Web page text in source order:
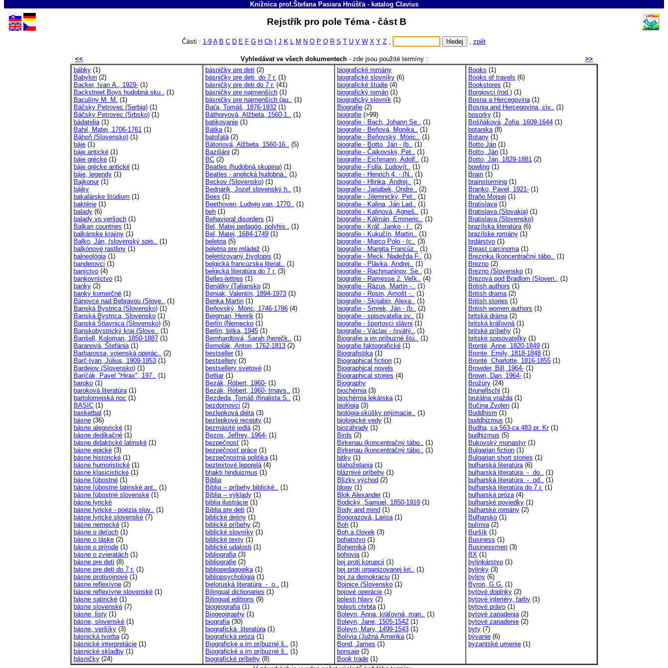
Knižnica prof.Štefana Pasiara Hnúšťa- katalog Clavius
Rejstřík pro pole Téma - část B
Části : 1-9 A B C D E F G H Ch J K L M N O P Q R S T U V W X Y Z , , zpět
<< Vyhledávat ve všech dokumentech - zde jsou použité termíny :
>>
bábky (1)
Babylon (2)
Backer, Ivan A., 1929- (1)
Backstreet Boys hudobná sku.. (1)
Baculíny M. M. (1)
Báčsky Petrovec (Serbia) (1)
Báčsky Petrovec (Srbsko) (1)
bádatelia(1)
Bahil, Matej, 1706-1761 (1)
Báhoň (Slovensko) (1)
báje (1)
báje antické (1)
báje grécke (1)
báje grécke antické (1)
báje, legendy (1)
Bajkonur(1)
bájky
bakalárske štúdium (1)
baktérie (1)
balady (6)
balady vo veršoch (1)
Balkan countries (1)
balkánske krajiny (1)
Balko, Ján, (slovenský spis.. (1)
balkónové rastliny (1)
balneológia(1)
banderovci (1)
baníctvo (4)
bankovníctvo (1)
banky (2)
banky komerčné (1)
Bánovce nad Bebravou (Slove.. (1)
Banská Bystrica (Slovensko) (1)
Banská Bystrica, Slovensko (1)
Banská Štiavnica (Slovensko) (5)
Banskobystrický kraj (Slove.. (1)
Banšell, Koloman, 1850-1887 (1)
Baranová, Štefánia(1)
Barbarossa, vojenská operác.. (2)
Barč-Ivan, Július, 1909-1953 (1)
Bardejov (Slovensko) (1)
Baričák, Pavel "Hirax", 197.. (1)
baroko (1)
baroková literatúra(1)
bartolomejská noc (1)
BASIC (1)
basketbal (1)
básne (36)
básne alegorické (1)
básne dedikačné (1)
básne didaktické latinské (1)
básne epické (3)
básne historické (1)
básne humoristické (1)
básne klasicistické (1)
básne ľúbostné (1)
básne ľúbostné latinské ant.. (1)
básne ľúbostné slovenské (1)
básne lyrické
básne lyrické - poézia slov.. (1)
básne lyrické slovenské (7)
básne nemecké (1)
básne o deťoch (1)
básne o láske (2)
básne o prírode (1)
básne o zvieratách (1)
básne pre deti (8)
básne pre deti do 7 r. (1)
básne protivojnové (1)
básne reflexívne (2)
básne reflexívne slovenské (1)
básne satirické (1)
básne slovenské (7)
básne, listy (1)
básne, slovenské (1)
básne, veršíky (3)
básnická tvorba(2)
básnické interpretácie (1)
básnické skladby (1)
básničky (24)
básničky pre deti (2)
básničky pre deti do 7 r. (1)
básničky pre deti do 7 r. (41)
básničky pre najmenších (1)
básničky pre najmenších (au.. (1)
Baťa, Tomáš, 1876-1932 (1)
Báthoryová, Alžbeta, 1560-1.. (1)
batikovanie (1)
Bátka(1)
batoľatá(2)
Bátoriová, Alžbeta, 1560-16.. (5)
Baziliáni (2)
BC (2)
Beatles (hudobná skupina) (1)
Beatles - anglická hudobná.. (1)
Beckov (Slovensko) (1)
Bednárik, Jozef slovenský h.. (1)
Bees (1)
Beethoven, Ludwig van, 1770.. (1)
beh (1)
Behavioral disorders (1)
Bel, Matej pedagóg, polyhis.. (1)
Bel, Matej, 1684-1749 (1)
beletria(5)
beletria pre mládež (1)
beletrizovaný životopis (1)
belgická francúzska literat.. (1)
belgická literatúra do 7 r. (3)
Belles-lettres (1)
Benátky (Taliansko (2)
Beniak, Valentín, 1894-1973 (1)
Benka Martin (1)
Beňovský, Móric, 1746-1786 (4)
Bergman, Henrik (1)
Berlín (Nemecko (1)
Berlín, bitka, 1945 (1)
Bernhardtová, Sarah (herečk.. (1)
Bernolák, Anton, 1762-1813 (2)
bestseller(1)
bestsellery (2)
bestsellery svetové (1)
Betliar(1)
Bezák, Róbert, 1960- (1)
Bezák, Róbert, 1960- trnavs.. (1)
Bezdeda, Tomáš (finalista S.. (1)
bezdomovci (2)
bezlepková diéta(3)
bezlepkové recepty (1)
bezmäsité jedlá(2)
Bezos, Jeffrey, 1964- (1)
bezpečnosť (1)
bezpečnosť práce (1)
bezpečnostná politika(1)
beztextové leporelá(4)
bhakti hinduizmus (1)
Biblia
Biblia -- príbehy biblické.. (1)
Biblia -- výklady (1)
biblia ilustrácie (1)
Biblia pre deti (1)
biblické dejiny (1)
biblické príbehy (2)
biblické slovníky (1)
biblické texty (1)
biblické udalosti (1)
bibliografia(3)
bibliografie (2)
bibliopedagogika(1)
bibliopsychológia(1)
bieloruská literatúra - o.. (1)
Bilingual dictionaries (1)
Bilingual editions (9)
biogeografia(1)
Biogeography (1)
biografia(30)
biografická literatúra(1)
biografická próza(1)
Biografické a im príbuzné š.. (1)
Biografické a im príbuzné š.. (1)
biografické príbehy (8)
biografické romány
biografické slovníky (6)
biografické štúdie (4)
biografický román (1)
biografický slovník (1)
Biografie (2)
biografie (>99)
biografie - Bach, Johann Se.. (1)
biografie - Beňová, Monika.. (1)
biografie - Beňovský, Móric.. (1)
biografie - Botto, Ján - (b.. (1)
biografie - Čajkovskij, Pet.. (1)
biografie - Eichmann, Adolf.. (1)
biografie - Fulla, Ľudovít.. (1)
biografie - Henrich 4. - (N.. (1)
biografie - Hlinka, Andrej.. (1)
biografie - Jariabek, Ondre.. (2)
biografie - Jilemnický, Pet.. (1)
biografie - Kalina, Ján Lad.. (1)
biografie - Kalinová, Agneš.. (1)
biografie - Kálmán, Emmeric.. (1)
biografie - Kráľ, Janko - (.. (2)
biografie - Kukučín, Martin.. (1)
biografie - Marco Polo - (c.. (3)
biografie - Margita Francúz.. (1)
biografie - Meck, Nadežda F.. (1)
biografie - Plávka, Andrej.. (1)
biografie - Rachmaninov, Se.. (1)
biografie - Ramesse 2. Veľk.. (4)
biografie - Rázus, Martin -.. (1)
biografie - Rosin, Arnošt -.. (1)
biografie - Skrjabin, Alexa.. (1)
biografie - Smrek, Ján - (b.. (2)
biografie - spisovatelia sv.. (1)
biografie - športovci slávni (1)
biografie - Václav - (svätý.. (1)
Biografie a im príbuzné štú.. (1)
biografie faktografické (1)
Biografistika(1)
Biographical fiction (1)
Biographical novels
Biographical stories (4)
Biography
biochémia(3)
biochémia lekárska(1)
biológia(3)
biológia-skúšky prijímacie.. (1)
biologické vedy (1)
biozáhrady (1)
Birds (2)
Birkenau (koncentračný tábo.. (1)
Birkenau (koncentračný tábo.. (1)
bitky (1)
blahoželania(1)
bláznivé príbehy (1)
Blízky východ (2)
blogy (1)
Blok Alexander(1)
Bodický, Samuel, 1850-1919 (1)
Body and mind (1)
Bogorazová, Larisa(1)
Boh (1)
Boh a človek (3)
bohatstvo (1)
Bohemiká(3)
bohovia(1)
boj proti korupcii (1)
boj proti organizovanej kri.. (1)
boj za demokraciu (1)
Bojnice (Slovensko (1)
bojové operácie (1)
bolesti hlavy (2)
bolesti chrbta(1)
Boleyn, Anna, kráľovná, man.. (1)
Boleyn, Jane, 1505-1542 (1)
Boleyn, Mary, 1499-1543 (1)
Bolívia (Južná Amerika(1)
Bond, James (1)
bonsaje (2)
Book trade (1)
Books (1)
Books of travels (6)
Bookstores (1)
Borgiovci (rod.) (1)
Bosna a Hercegovina(1)
Bosnia and Hercegovina, civ.. (1)
bosorky (1)
Bošňáková, Žofia, 1609-1644 (1)
botanika(8)
Botany (1)
Botto Ján (1)
Botto, Ján (1)
Botto, Ján, 1829-1881 (2)
bowling (1)
Brain (1)
brainstorming (1)
Branko, Pavel, 1921- (1)
Braňo Mojsej (1)
Bratislava(1)
Bratislava (Slovakia) (1)
Bratislava (Slovensko)
brazílska literatúra(6)
brazílske romány (1)
brdárstvo (1)
Breast carcinoma(1)
Brezinka (koncentračný tábo.. (1)
Brezno (2)
Brezno (Slovensko (1)
Brezová pod Bradlom (Sloven.. (1)
British authors (1)
British drama(2)
British stories (1)
British women authors (1)
britská dráma(2)
britská kráľovná(1)
britské príbehy (1)
britské spisovateľky (1)
Brontë, Anne, 1820-1849 (1)
Bronte, Emily, 1818-1848 (1)
Brontë, Charlotte, 1816-1855 (1)
Browder, Bill, 1964- (1)
Brown, Dan, 1964- (1)
Brožúry (24)
Brunellschi (1)
brutálna vražda(1)
Bučina Zvolen (1)
Buddhism (1)
buddhizmus (1)
Budha, ca 563-ca 483 pr. Kr(1)
budhizmus (5)
Bukovský monastyr(1)
Bulgarian fiction (1)
Bulgarian short stories (1)
bulharská literatúra(6)
bulharská literatúra - do.. (1)
bulharská literatúra - od.. (1)
bulharská literatúra do 7 r. (1)
bulharská próza(4)
bulharské poviedky (1)
bulharské romány (2)
Bulharsko (1)
bulímia(2)
Buršík (1)
Business (1)
Businessmen (3)
BX (1)
bylinkárstvo (1)
bylinky (3)
byliny (6)
Byron, G.G. (1)
bytové doplnky (2)
bytové interiéry, farby (1)
bytové právo (1)
bytové zariadenia(2)
bytové zariadenie (2)
byty (7)
bývanie (6)
byzantské umenie (1)